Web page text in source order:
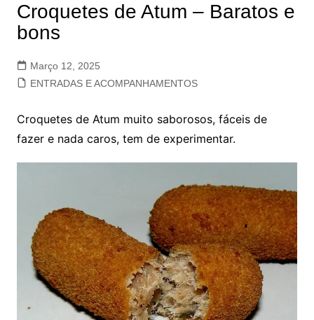
Croquetes de Atum – Baratos e
bons
Março 12, 2025
ENTRADAS E ACOMPANHAMENTOS
Croquetes de Atum muito saborosos, fáceis de
fazer e nada caros, tem de experimentar.